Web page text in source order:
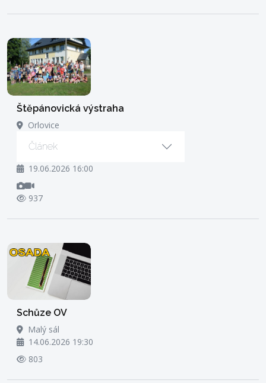
Štěpánovická výstraha
Orlovice
Článek
19.06.2026 16:00
937
Schůze OV
Malý sál
14.06.2026 19:30
803